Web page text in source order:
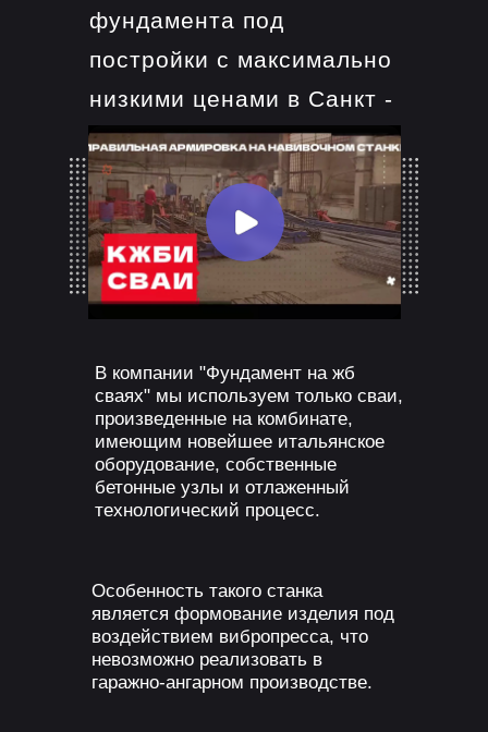
фундамента под
постройки с максимально
низкими ценами в Санкт -
Петербурге и
Ленинградской области!
Особенность такого станка
является формование изделия под
воздействием вибропресса, что
невозможно реализовать в
гаражно-ангарном производстве.
В компании "Фундамент на жб
сваях" мы используем только сваи,
произведенные на комбинате,
имеющим новейшее итальянское
оборудование, собственные
бетонные узлы и отлаженный
технологический процесс.